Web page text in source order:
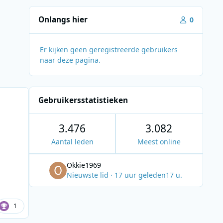
1
Onlangs hier 0
Er kijken geen geregistreerde gebruikers
naar deze pagina.
Gebruikersstatistieken
3.476
Aantal leden
3.082
Meest online
Okkie1969
Nieuwste lid · 17 uur geleden17 u.